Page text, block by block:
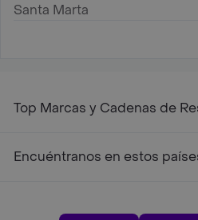
Santa Marta
Top Marcas y Cadenas de
Encuéntranos en estos